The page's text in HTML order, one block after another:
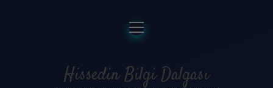
Anasayfa
Gizlilik Politikası
menüyü
aç
Hissedin Bilgi Dalgası